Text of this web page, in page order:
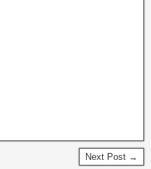
Next Post →